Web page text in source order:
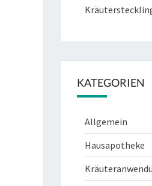
KATEGORIEN
Allgemein
Hausapotheke